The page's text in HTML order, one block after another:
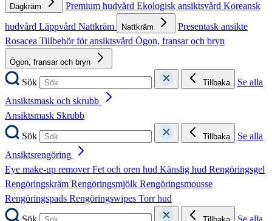
Dagkräm Premium hudvård Ekologisk ansiktsvård Koreansk
hudvård Läppvård Nattkräm Nattkräm
Presentask ansikte
Rosacea Tillbehör för ansiktsvård Ögon, fransar och bryn
Ögon, fransar och bryn
Sök Tillbaka
Se alla
Ansiktsmask och skrubb
Ansiktsmask Skrubb
Sök
Tillbaka
Se alla
Ansiktsrengöring
Eye make-up removerFet och oren hud Känslig hud Rengöringsgel
Rengöringskräm Rengöringsmjölk Rengöringsmousse
Rengöringspads Rengöringswipes Torr hud